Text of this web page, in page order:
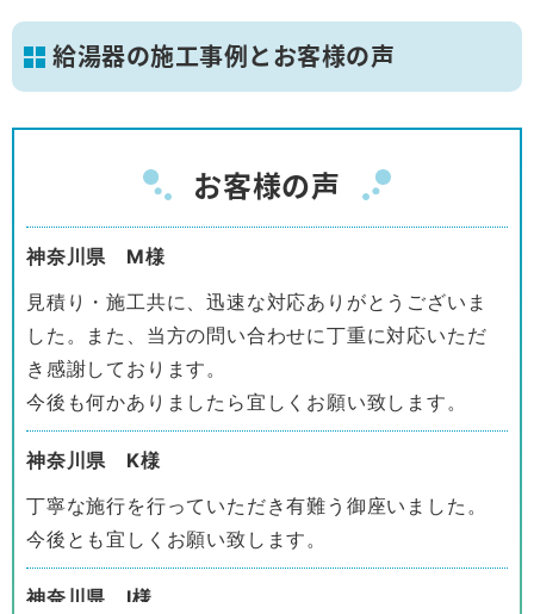
給湯器の施工事例とお客様の声
お客様の声
神奈川県 M様
見積り・施工共に、迅速な対応ありがとうございま
した。また、当方の問い合わせに丁重に対応いただ
き感謝しております。
今後も何かありましたら宜しくお願い致します。
神奈川県 K様
丁寧な施行を行っていただき有難う御座いました。
今後とも宜しくお願い致します。
神奈川県 I様